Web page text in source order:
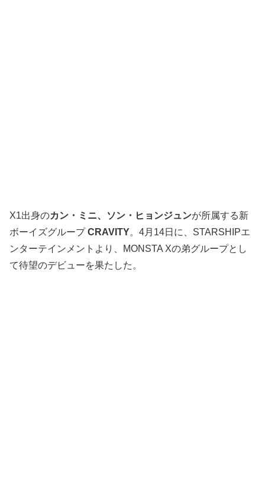
X1出身のカン・ミニ、ソン・ヒョンジュンが所属する新
ボーイズグループCRAVITY。4月14日に、STARSHIPエ
ンターテインメントより、MONSTA Xの弟グループとし
て待望のデビューを果たした。